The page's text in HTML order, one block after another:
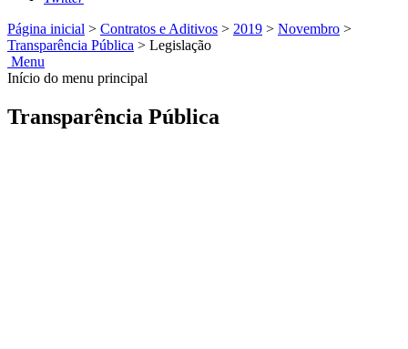
Página inicial > Contratos e Aditivos > 2019 > Novembro >
Transparência Pública > Legislação
Menu
Início do menu principal
Transparência Pública